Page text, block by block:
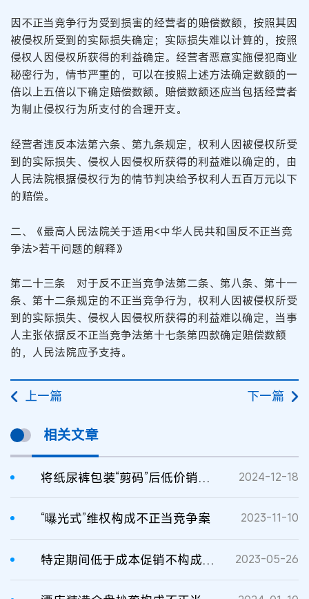
因不正当竞争行为受到损害的经营者的赔偿数额，按照其因
被侵权所受到的实际损失确定；实际损失难以计算的，按照
侵权人因侵权所获得的利益确定。经营者恶意实施侵犯商业
秘密行为，情节严重的，可以在按照上述方法确定数额的一
倍以上五倍以下确定赔偿数额。赔偿数额还应当包括经营者
为制止侵权行为所支付的合理开支。
经营者违反本法第六条、第九条规定，权利人因被侵权所受
到的实际损失、侵权人因侵权所获得的利益难以确定的，由
人民法院根据侵权行为的情节判决给予权利人五百万元以下
的赔偿。
二、《最高人民法院关于适用<中华人民共和国反不正当竞
争法>若干问题的解释》
第二十三条 对于反不正当竞争法第二条、第八条、第十一
条、第十二条规定的不正当竞争行为，权利人因被侵权所受
到的实际损失、侵权人因侵权所获得的利益难以确定，当事
人主张依据反不正当竞争法第十七条第四款确定赔偿数额
的，人民法院应予支持。
上一篇 下一篇
相关文章
将纸尿裤包装“剪码”后低价销售构成不正当竞争案 2024-12-18
“曝光式”维权构成不正当竞争案 2023-11-10
特定期间低于成本促销不构成不正当竞争案二审判决书 2023-05-26